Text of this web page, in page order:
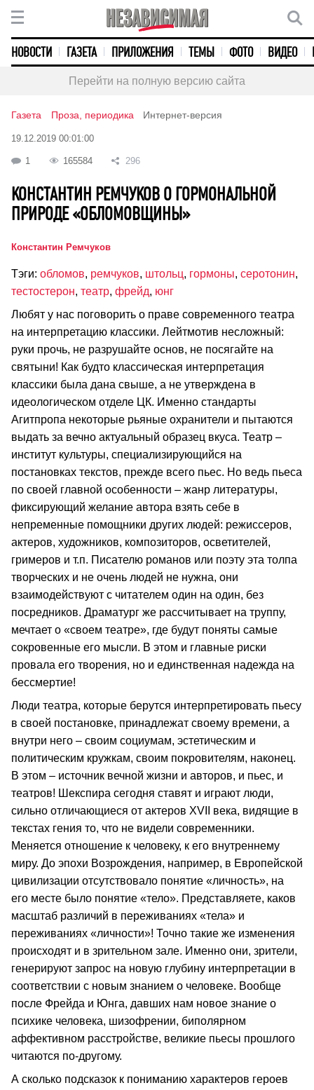
НОВОСТИ ГАЗЕТА ПРИЛОЖЕНИЯ ТЕМЫ ФОТО ВИДЕО
Перейти на полную версию сайта
Газета Проза, периодика Интернет-версия
19.12.2019 00:01:00
1 165584 296
КОНСТАНТИН РЕМЧУКОВ О ГОРМОНАЛЬНОЙ
ПРИРОДЕ «ОБЛОМОВЩИНЫ»
Константин Ремчуков
Тэги: обломов, ремчуков, штольц, гормоны, серотонин,
тестостерон, театр, фрейд, юнг
Любят у нас поговорить о праве современного театра
на интерпретацию классики. Лейтмотив несложный:
руки прочь, не разрушайте основ, не посягайте на
святыни! Как будто классическая интерпретация
классики была дана свыше, а не утверждена в
идеологическом отделе ЦК. Именно стандарты
Агитпропа некоторые рьяные охранители и пытаются
выдать за вечно актуальный образец вкуса. Театр –
институт культуры, специализирующийся на
постановках текстов, прежде всего пьес. Но ведь пьеса
по своей главной особенности – жанр литературы,
фиксирующий желание автора взять себе в
непременные помощники других людей: режиссеров,
актеров, художников, композиторов, осветителей,
гримеров и т.п. Писателю романов или поэту эта толпа
творческих и не очень людей не нужна, они
взаимодействуют с читателем один на один, без
посредников. Драматург же рассчитывает на труппу,
мечтает о «своем театре», где будут поняты самые
сокровенные его мысли. В этом и главные риски
провала его творения, но и единственная надежда на
бессмертие!
Люди театра, которые берутся интерпретировать пьесу
в своей постановке, принадлежат своему времени, а
внутри него – своим социумам, эстетическим и
политическим кружкам, своим покровителям, наконец.
В этом – источник вечной жизни и авторов, и пьес, и
театров! Шекспира сегодня ставят и играют люди,
сильно отличающиеся от актеров XVII века, видящие в
текстах гения то, что не видели современники.
Меняется отношение к человеку, к его внутреннему
миру. До эпохи Возрождения, например, в Европейской
цивилизации отсутствовало понятие «личность», на
его месте было понятие «тело». Представляете, каков
масштаб различий в переживаниях «тела» и
переживаниях «личности»! Точно такие же изменения
происходят и в зрительном зале. Именно они, зрители,
генерируют запрос на новую глубину интерпретации в
соответствии с новым знанием о человеке. Вообще
после Фрейда и Юнга, давших нам новое знание о
психике человека, шизофрении, биполярном
аффективном расстройстве, великие пьесы прошлого
читаются по-другому.
А сколько подсказок к пониманию характеров героев